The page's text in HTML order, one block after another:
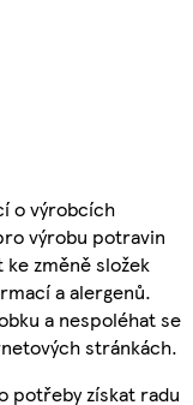
o výrobcích
výrobu potravin
ke změně složek
a alergenů.
a nespoléhat se
stránkách.
potřeby získat radu